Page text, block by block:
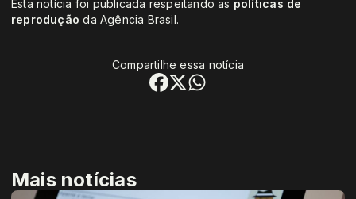
Esta notícia foi publicada respeitando as políticas de
reprodução da Agência Brasil.
Compartilhe essa notícia
Mais notícias